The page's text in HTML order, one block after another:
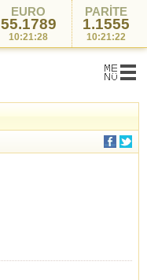
EURO
55.1789
10:21:28
PARİTE
1.1555
10:21:22